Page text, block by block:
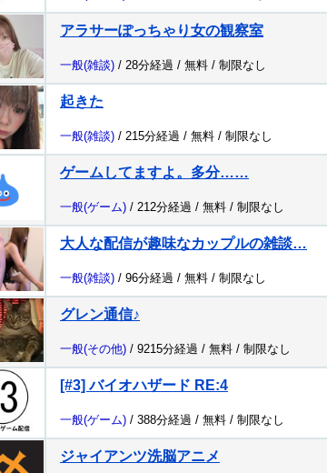
アラサーぽっちゃり女の観察室
一般(雑談) / 28分経過 / 無料 / 制限なし
起きた
一般(雑談) / 215分経過 / 無料 / 制限なし
ゲームしてますよ。多分……
一般(ゲーム) / 212分経過 / 無料 / 制限なし
大人な配信が趣味なカップルの雑談…
一般(雑談) / 96分経過 / 無料 / 制限なし
グレン通信♪
一般(その他) / 9215分経過 / 無料 / 制限なし
[#3] バイオハザード RE:4
一般(ゲーム) / 388分経過 / 無料 / 制限なし
ジャイアンツ洗脳アニメ